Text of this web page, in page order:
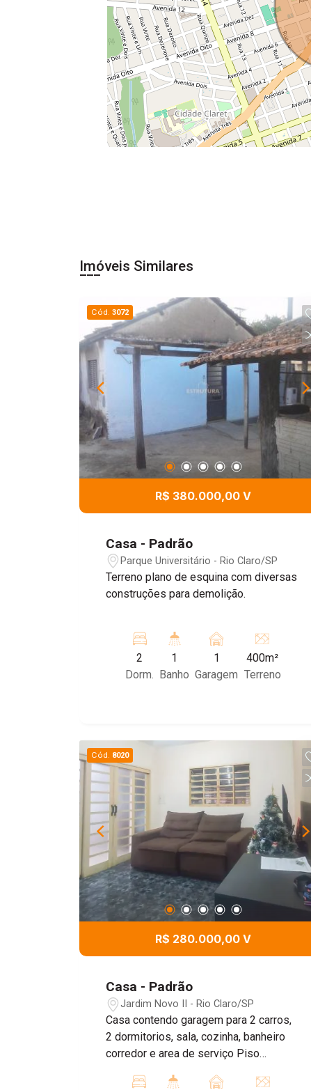
Imóveis Similares
Cód. 3072
R$ 380.000,00 V
Casa - Padrão
Parque Universitário - Rio Claro/SP
Terreno plano de esquina com diversas
construções para demolição.
2
Dorm.
1
Banho
1
Garagem
400m²
Terreno
Cód. 8020
R$ 280.000,00 V
Casa - Padrão
Jardim Novo II - Rio Claro/SP
Casa contendo garagem para 2 carros,
2 dormitorios, sala, cozinha, banheiro
corredor e area de serviço Piso
sacada